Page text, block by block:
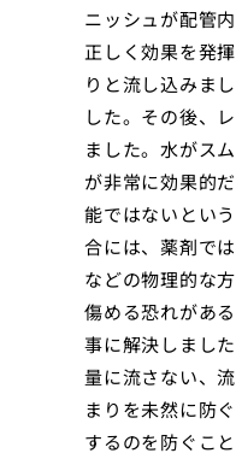
ニッシュが配管
正しく効果を発
りと流し込みま
した。その後、
ました。水がス
が非常に効果的
能ではないとい
合には、薬剤で
などの物理的な
傷める恐れがあ
事に解決しまし
量に流さない、
まりを未然に防
するのを防ぐこ